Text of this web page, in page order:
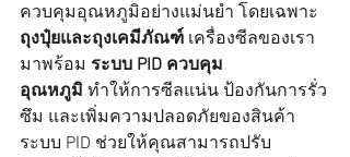
ควบคุมอุณหภูมิอย่างแม่นยำ โดยเฉพาะ
ถุงปุ๋ยและถุงเคมีภัณฑ์ เครื่องซีลของเรา
มาพร้อม ระบบ PID ควบคุม
อุณหภูมิ ทำให้การซีลแน่น ป้องกันการรั่ว
ซึม และเพิ่มความปลอดภัยของสินค้า
ระบบ PID ช่วยให้คุณสามารถปรับ